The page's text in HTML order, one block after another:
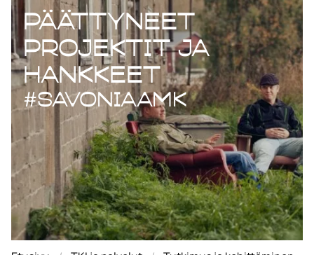
Päättyneet
projektit ja
hankkeet
#savoniaAMK